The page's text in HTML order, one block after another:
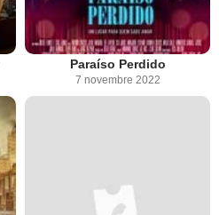
Paraíso Perdido
7 novembre 2022